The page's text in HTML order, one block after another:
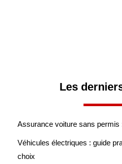
Les
Assurance voiture sans permis
Véhicules électriques : guide
choix